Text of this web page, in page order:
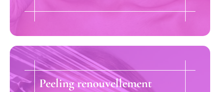
Peeling renouvellement